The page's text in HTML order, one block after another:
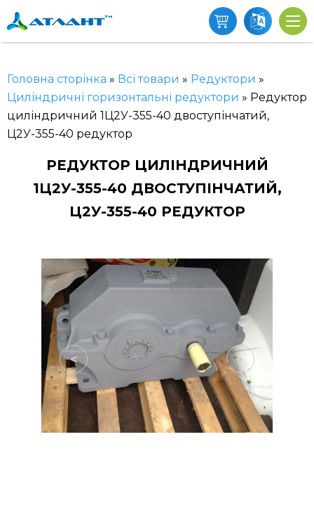
Головна сторінка » Всі товари » Редуктори »
Циліндричні горизонтальні редуктори » Редуктор
циліндричний 1Ц2У-355-40 двоступінчатий,
Ц2У-355-40 редуктор
РЕДУКТОР ЦИЛІНДРИЧНИЙ
1Ц2У-355-40 ДВОСТУПІНЧАТИЙ,
Ц2У-355-40 РЕДУКТОР
< >